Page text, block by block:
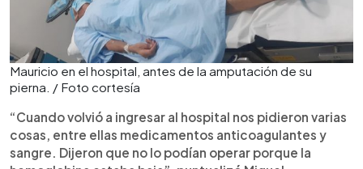
Mauricio en el hospital, antes de la amputación de su
pierna. / Foto cortesía
“Cuando volvió a ingresar al hospital nos pidieron varias
cosas, entre ellas medicamentos anticoagulantes y
sangre. Dijeron que no lo podían operar porque la